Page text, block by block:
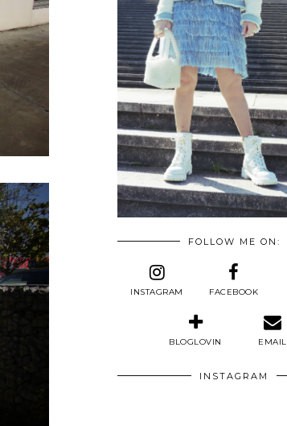
FOLLOW ME ON:
INSTAGRAM FACEBOOK
BLOGLOVIN EMAIL
INSTAGRAM